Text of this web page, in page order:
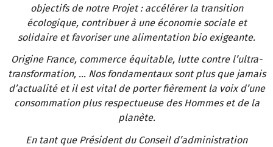
objectifs de notre Projet : accélérer la transition
écologique, contribuer à une économie sociale et
solidaire et favoriser une alimentation bio exigeante.
Origine France, commerce équitable, lutte contre l’ultra-
transformation, … Nos fondamentaux sont plus que jamais
d’actualité et il est vital de porter fièrement la voix d’une
consommation plus respectueuse des Hommes et de la
planète.
En tant que Président du Conseil d’administration